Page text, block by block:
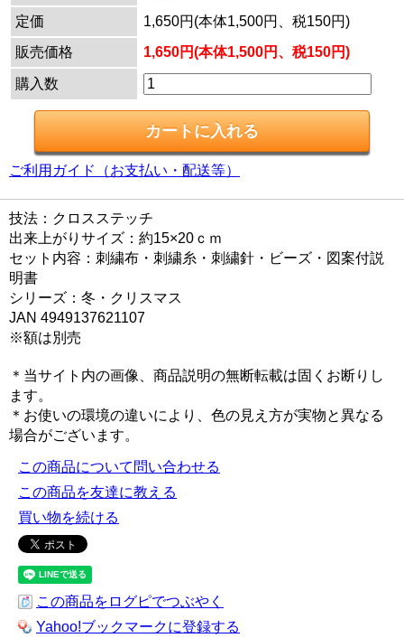
定価
1,650円(本体1,500円、税150円)
販売価格
1,650円(本体1,500円、税150円)
購入数
ご利用ガイド（お支払い・配送等）
技法：クロスステッチ
出来上がりサイズ：約15×20ｃｍ
セット内容：刺繍布・刺繍糸・刺繍針・ビーズ・図案付説
明書
シリーズ：冬・クリスマス
JAN 4949137621107
※額は別売
＊当サイト内の画像、商品説明の無断転載は固くお断りし
ます。
＊お使いの環境の違いにより、色の見え方が実物と異なる
場合がございます。
この商品について問い合わせる
この商品を友達に教える
買い物を続ける
この商品をログピでつぶやく
Yahoo!ブックマークに登録する